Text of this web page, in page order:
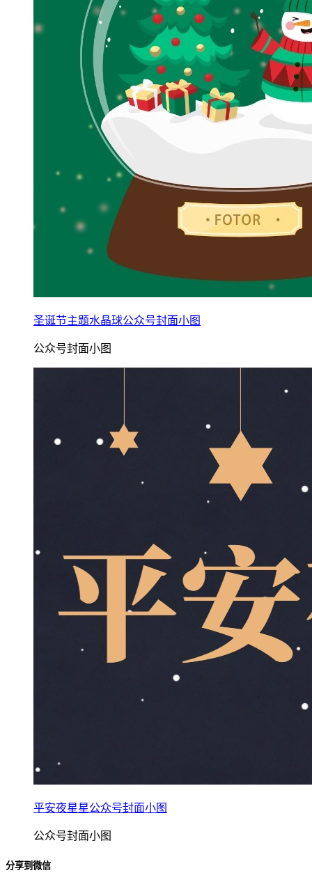
圣诞节主题水晶球公众号封面小图
公众号封面小图
平安夜星星公众号封面小图
公众号封面小图
分享到微信